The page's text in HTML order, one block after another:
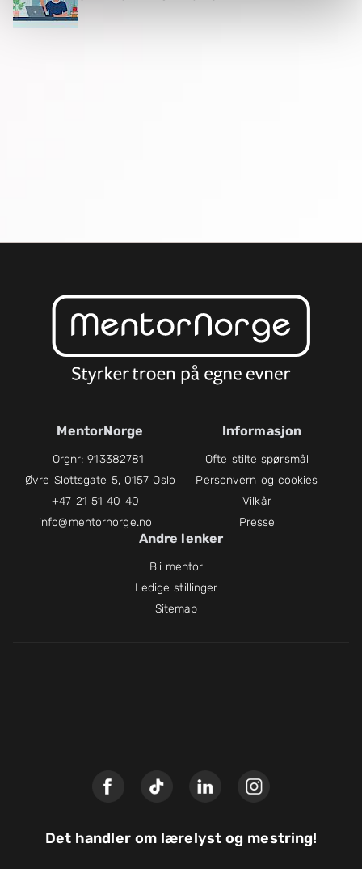
MentorNorge
Orgnr: 913382781
Øvre Slottsgate 5, 0157 Oslo
+47 21 51 40 40
info@mentornorge.no
Informasjon
Ofte stilte spørsmål
Personvern og cookies
Vilkår
Presse
Andre lenker
Bli mentor
Ledige stillinger
Sitemap
Det handler om lærelyst og mestring!